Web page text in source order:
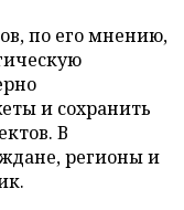
по его мнению,
и сохранить
В
регионы и